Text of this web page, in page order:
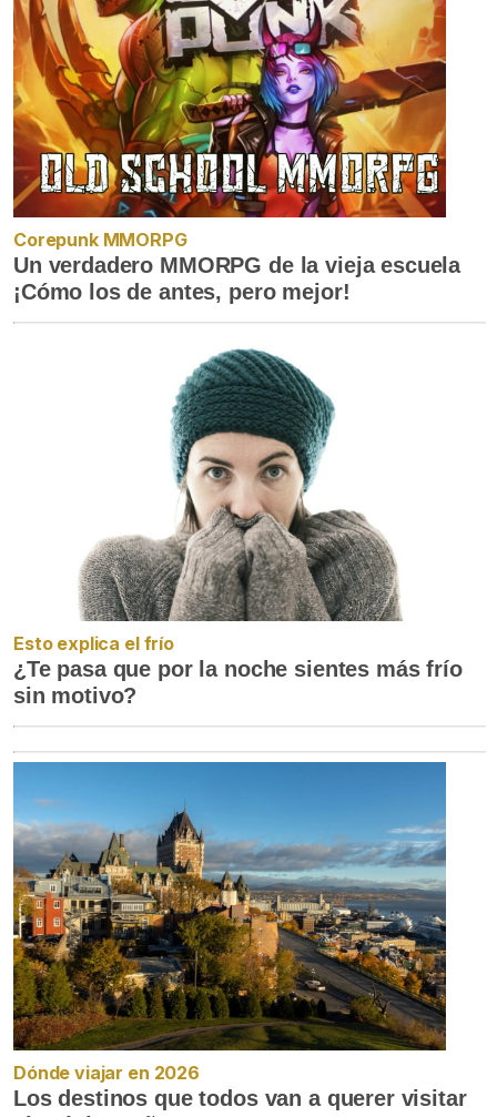
Corepunk MMORPG
Un verdadero MMORPG de la vieja escuela
¡Cómo los de antes, pero mejor!
Esto explica el frío
¿Te pasa que por la noche sientes más frío
sin motivo?
Dónde viajar en 2026
Los destinos que todos van a querer visitar